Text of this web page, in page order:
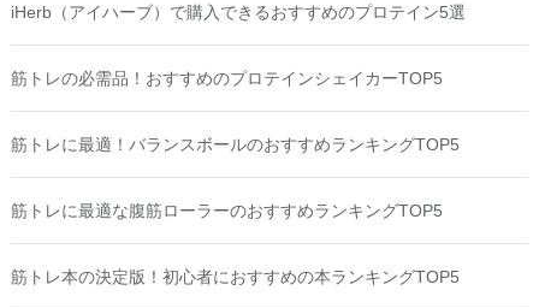
iHerb（アイハーブ）で購入できるおすすめのプロテイン5選
筋トレの必需品！おすすめのプロテインシェイカーTOP5
筋トレに最適！バランスボールのおすすめランキングTOP5
筋トレに最適な腹筋ローラーのおすすめランキングTOP5
筋トレ本の決定版！初心者におすすめの本ランキングTOP5